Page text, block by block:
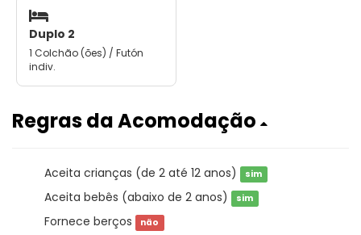
Duplo 2
1 Colchão (ões) / Futón
indiv.
Regras da Acomodação
Aceita crianças (de 2 até 12 anos) sim
Aceita bebês (abaixo de 2 anos) sim
Fornece berços não